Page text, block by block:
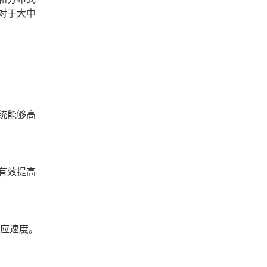
于大中
能够高
效提高
速度。